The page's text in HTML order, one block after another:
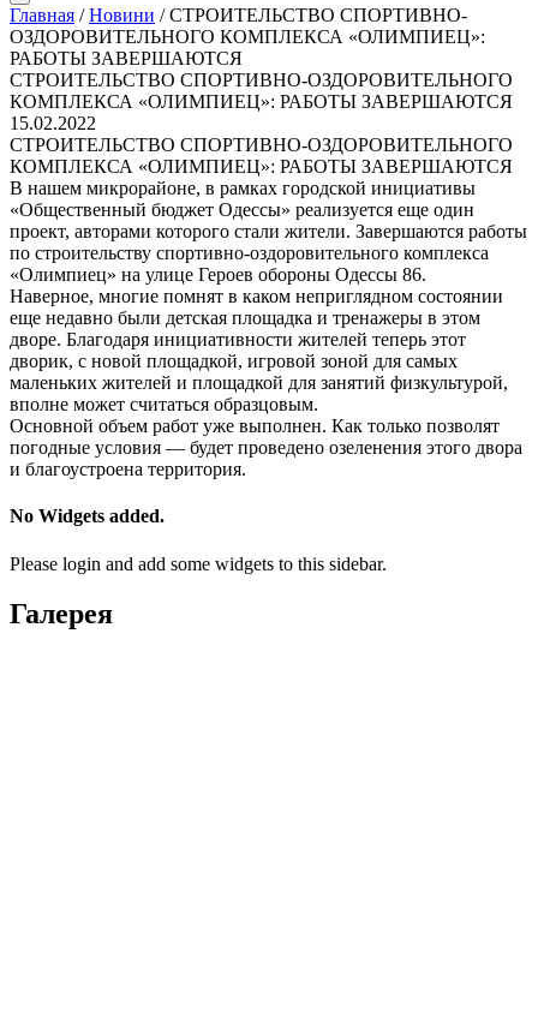
Главная / Новини / СТРОИТЕЛЬСТВО СПОРТИВНО-
ОЗДОРОВИТЕЛЬНОГО КОМПЛЕКСА «ОЛИМПИЕЦ»:
РАБОТЫ ЗАВЕРШАЮТСЯ
СТРОИТЕЛЬСТВО СПОРТИВНО-ОЗДОРОВИТЕЛЬНОГО
КОМПЛЕКСА «ОЛИМПИЕЦ»: РАБОТЫ ЗАВЕРШАЮТСЯ
15.02.2022
СТРОИТЕЛЬСТВО СПОРТИВНО-ОЗДОРОВИТЕЛЬНОГО
КОМПЛЕКСА «ОЛИМПИЕЦ»: РАБОТЫ ЗАВЕРШАЮТСЯ
В нашем микрорайоне, в рамках городской инициативы
«Общественный бюджет Одессы» реализуется еще один
проект, авторами которого стали жители. Завершаются работы
по строительству спортивно-оздоровительного комплекса
«Олимпиец» на улице Героев обороны Одессы 86.
Наверное, многие помнят в каком неприглядном состоянии
еще недавно были детская площадка и тренажеры в этом
дворе. Благодаря инициативности жителей теперь этот
дворик, с новой площадкой, игровой зоной для самых
маленьких жителей и площадкой для занятий физкультурой,
вполне может считаться образцовым.
Основной объем работ уже выполнен. Как только позволят
погодные условия — будет проведено озеленения этого двора
и благоустроена территория.
No Widgets added.
Please login and add some widgets to this sidebar.
Галерея